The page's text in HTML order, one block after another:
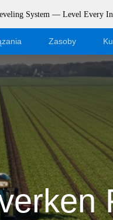
System — Level Every
Zasoby
Blog
Wydarzenia
Wsparcie
Pobierz
Zostań dealerem
Logowanie do
Dealer Portal